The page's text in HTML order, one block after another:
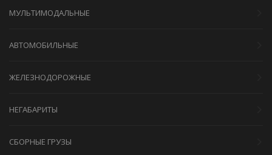
МУЛЬТИМОДАЛЬНЫЕ
АВТОМОБИЛЬНЫЕ
ЖЕЛЕЗНОДОРОЖНЫЕ
НЕГАБАРИТЫ
СБОРНЫЕ ГРУЗЫ